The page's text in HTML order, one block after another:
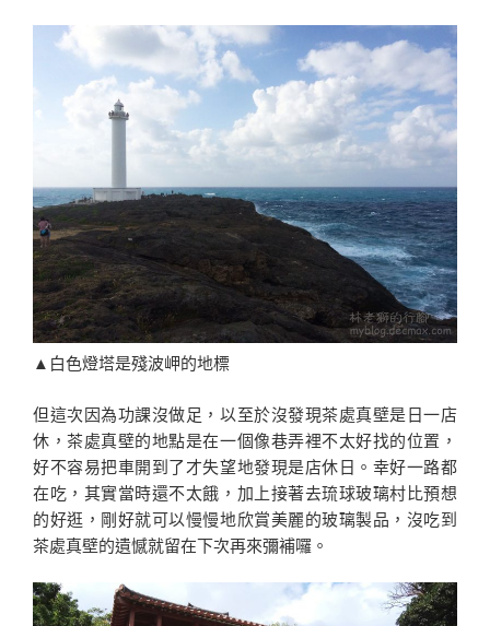
▲白色燈塔是殘波岬的地標
但這次因為功課沒做足，以至於沒發現茶處真壁是日一店
休，茶處真壁的地點是在一個像巷弄裡不太好找的位置，
好不容易把車開到了才失望地發現是店休日。幸好一路都
在吃，其實當時還不太餓，加上接著去琉球玻璃村比預想
的好逛，剛好就可以慢慢地欣賞美麗的玻璃製品，沒吃到
茶處真壁的遺憾就留在下次再來彌補囉。